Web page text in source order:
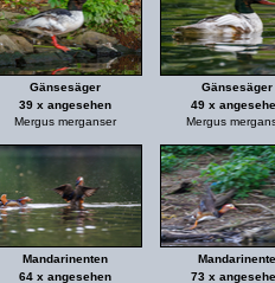
Gänsesäger
39 x angesehen
Mergus merganser
Gänsesäger
49 x
Mergus
Mandarinenten
64 x angesehen
Mandarinente
73 x